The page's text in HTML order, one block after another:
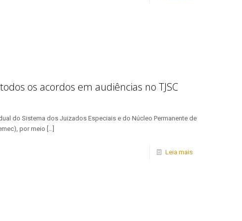
os acordos em audiências no TJSC
do Sistema dos Juizados Especiais e do Núcleo Permanente de
por meio […]
Leia mais